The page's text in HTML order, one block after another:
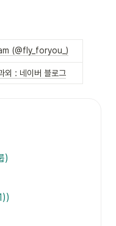
(@fly_foryou_)
외 : 네이버 블로그
)